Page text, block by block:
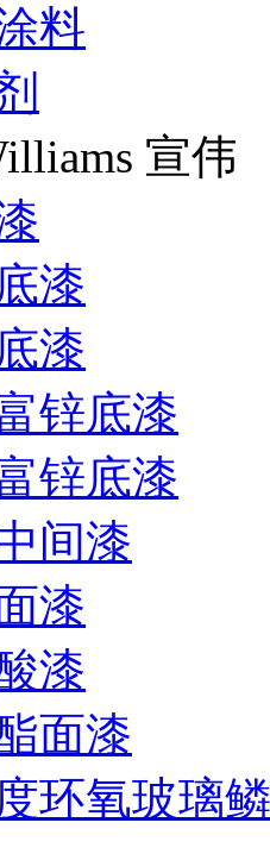
料
宣伟
漆
漆
锌底漆
锌底漆
间漆
漆
漆
面漆
环氧玻璃